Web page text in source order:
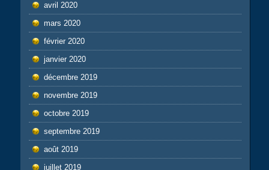
avril 2020
mars 2020
février 2020
janvier 2020
décembre 2019
novembre 2019
octobre 2019
septembre 2019
août 2019
juillet 2019